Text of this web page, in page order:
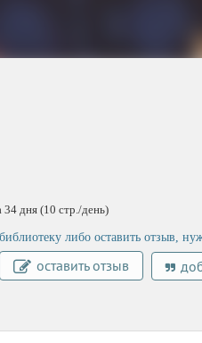
34 дня (10 стр./день)
либо оставить отзыв,
оставить отзыв